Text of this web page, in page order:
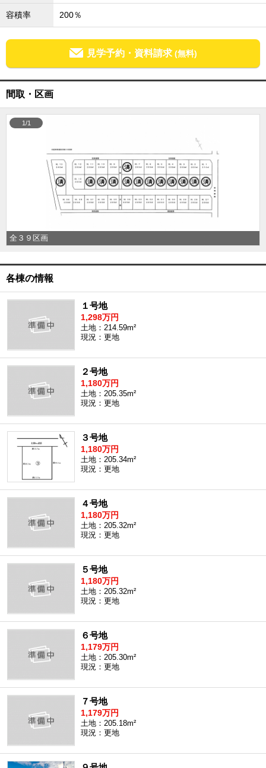
容積率 200％
見学予約・資料請求 (無料)
間取・区画
全３９区画
1/1
各棟の情報
１号地
1,298万円
土地：214.59m²
現況：更地
２号地
1,180万円
土地：205.35m²
現況：更地
３号地
1,180万円
土地：205.34m²
現況：更地
４号地
1,180万円
土地：205.32m²
現況：更地
５号地
1,180万円
土地：205.32m²
現況：更地
６号地
1,179万円
土地：205.30m²
現況：更地
７号地
1,179万円
土地：205.18m²
現況：更地
成田･銚子方面エリアのマンション
成田･銚子方面エリアの土地
四街道･佐倉･八千代方面エリア
四街道･佐倉･八千代方面エリアの土地
船橋･市川･浦安方面エリア
船橋･市川･浦安方面エリアのマンション
船橋･市川･浦安方面エリアの土地
千葉市エリア
千葉市エリアの新築一戸建
千葉市エリアの中古一戸建
千葉市エリアのマンション
外房エリア
外房エリアの新築一戸建
外房エリアの中古一戸建
外房エリアのマンション
外房エリアの土地
内房エリア
内房エリアの新築一戸建
内房エリアの中古一戸建
内房エリアのマンション
東京全域エリア
東京全域エリアの新築一戸建
東京全域エリアの中古一戸建
東京全域エリアのマンション
神奈川全域エリア
神奈川全域エリアの新築一戸建
神奈川全域エリアの中古一戸建
神奈川全域エリアのマンション
沖縄全域エリア
沖縄全域エリアの新築一戸建
沖縄全域エリアの中古一戸建
沖縄全域エリアのマンション
全店舗営業社員募集！